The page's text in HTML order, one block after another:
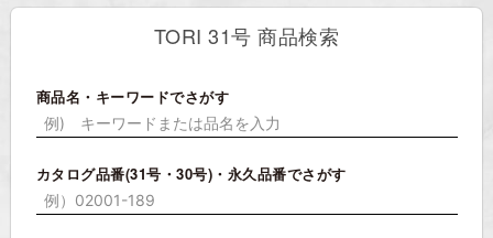
TORI 31号 商品検索
商品名・キーワードでさがす
カタログ品番(31号・30号)・永久品番でさがす